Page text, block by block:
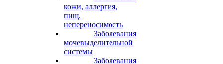
кожи, аллергия,
пищ.
непереносимость
Заболевания
мочевыделительной
системы
Заболевания